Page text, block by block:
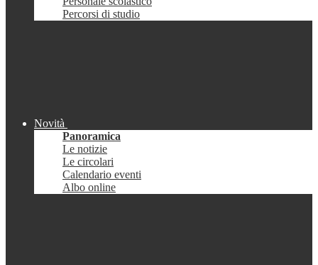
Percorsi di studio
Novità
Panoramica
Le notizie
Le circolari
Calendario eventi
Albo online